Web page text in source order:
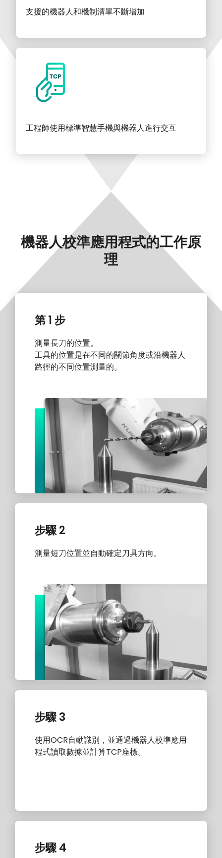
支援的機器人和機制清單不斷增加
工程師使用標準智慧手機與機器人進行交互
機器人校準應用程式的工作原
理
第 1 步
測量長刀的位置。
工具的位置是在不同的關節角度或沿機器人
路徑的不同位置測量的。
步驟 2
測量短刀位置並自動確定刀具方向。
步驟 3
使用OCR自動識別，並通過機器人校準應用
程式讀取數據並計算TCP座標。
步驟 4